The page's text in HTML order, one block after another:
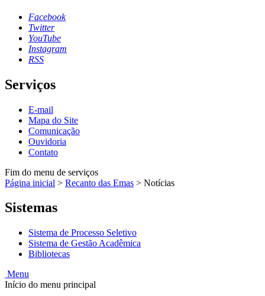
Facebook
Twitter
YouTube
Instagram
RSS
Serviços
E-mail
Mapa do Site
Comunicação
Ouvidoria
Contato
Fim do menu de serviços
Página inicial > Recanto das Emas > Notícias
Sistemas
Sistema de Processo Seletivo
Sistema de Gestão Acadêmica
Bibliotecas
Menu
Início do menu principal